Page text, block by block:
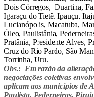
Dois Córregos, Duartina,
Igaraçu do Tietê, Ipauçu,
Lucianópolis, Macatuba,
Óleo, Paulistânia,
Pratânia, Presidente Alves,
Cruz do Rio Pardo, São
Torrinha, Uru.
Obs.: Em razão da
negociações coletivas
aplicam aos municípios de
Paulista, Pederneiras,